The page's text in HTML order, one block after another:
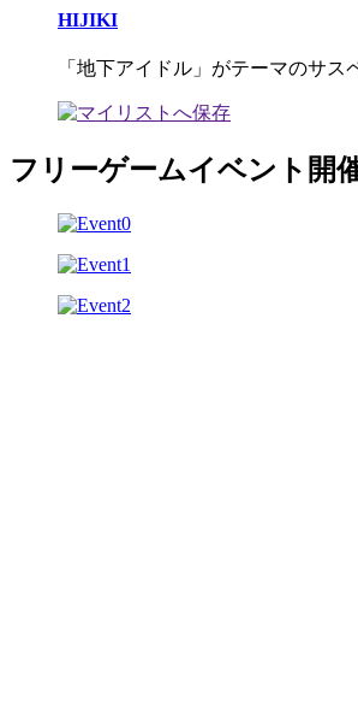
HIJIKI
「地下アイドル」がテーマのサス
フリーゲームイベント開